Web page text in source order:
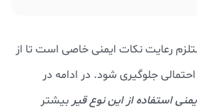
از قیر 60/90 مستلزم رعایت نکات ایمنی خاصی است تا از
جلوگیری شود. در ادامه در
استفاده از این نوع قیر بیشتر